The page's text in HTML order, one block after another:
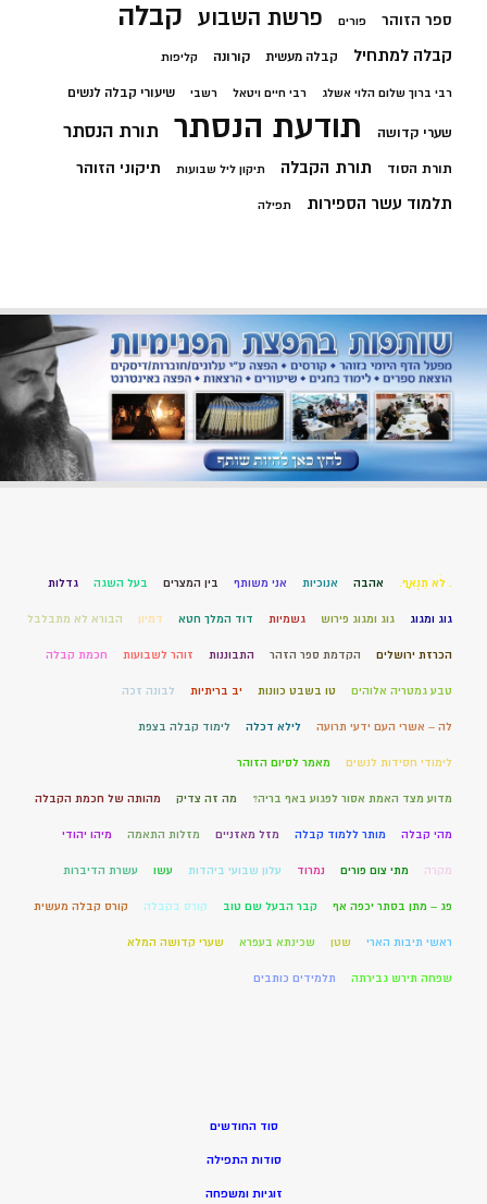
ספר הזוהר פורים פרשת השבוע קבלה
קבלה למתחיל קבלה מעשית קורונה קליפות
רבי ברוך שלום הלוי אשלג רבי חיים ויטאל רשבי שיעורי קבלה לנשים
שערי קדושה תודעת הנסתר תורת הנסתר
תורת הסוד תורת הקבלה תיקון ליל שבועות תיקוני הזוהר
תלמוד עשר הספירות תפילה
. לֹא תִנְאָף. אהבה אנוכיות אני משותף בין המצרים בעל השגה גדלות
גוג ומגוג גוג ומגוג פירוש גשמיות דוד המלך חטא דמיון הבורא לא מתבלבל
הכרזת ירושלים הקדמת ספר הזהר התבוננות זוהר לשבועות חכמת קבלה
טבע גמטריה אלוהים טו בשבט כוונות יב בריתיות לבונה זכה
לה – אשרי העם ידעי תרועה לילא דכלה לימוד קבלה בצפת
לימודי חסידות לנשים מאמר לסיום הזוהר
מדוע מצד האמת אסור לפגוע באף בריה? מה זה צדיק מהותה של חכמת הקבלה
מהי קבלה מותר ללמוד קבלה מזל מאזניים מזלות התאמה מיהו יהודי
מקרה מתי צום פורים נמרוד עלון שבועי ביהדות עשו עשרת הדיברות
פג – מתן בסתר יכפה אף קבר הבעל שם טוב קורס בקבלה קורס קבלה מעשית
ראשי תיבות הארי שטן שכינתא בעפרא שערי קדושה המלא
שפחה תירש גבירתה תלמידים כותבים
סוד החודשים
סודות התפילה
זוגיות ומשפחה